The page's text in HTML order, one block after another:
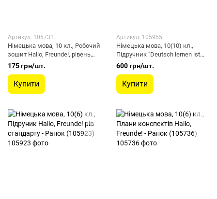
Артикул: 105731
Німецька мова, 10 кл., Робочий
зошит Hallo, Freunde!, рівень
станд. - Ранок (105731)
175 грн/шт.
Купити
Артикул: 105955
Німецька мова, 10(10) кл.,
Підручник "Deutsch lernen ist
super!" рівень станд. - Ранок
(105955)
600 грн/шт.
Купити